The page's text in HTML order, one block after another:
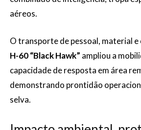
aéreos.
O transporte de pessoal, material
H-60 “Black Hawk” ampliou a
capacidade de resposta em área
demonstrando prontidão
selva.